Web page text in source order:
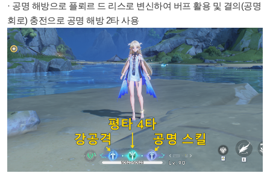
· 공명 해방으로 플뢰르 드 리스로 변신하여 버프 활용 및 결의(공명
회로) 충전으로 공명 해방 2타 사용